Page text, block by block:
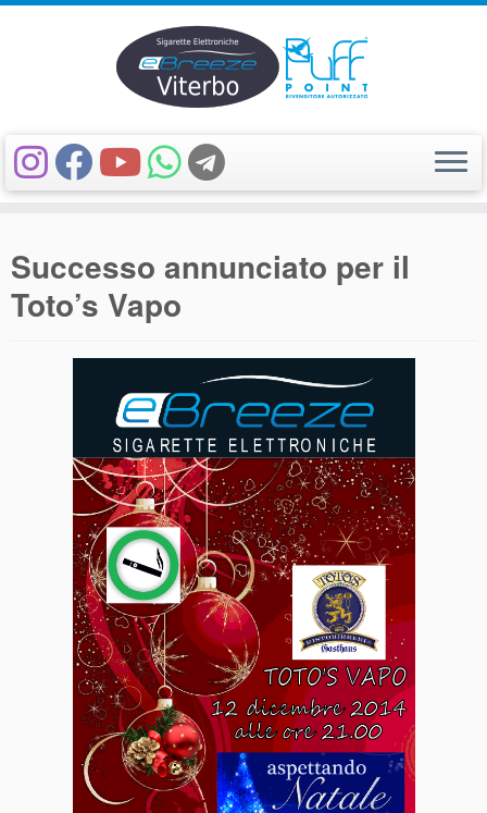
contenuto
Successo annunciato per il
Toto’s Vapo